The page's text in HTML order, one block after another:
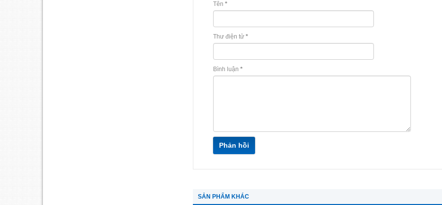
Tên *
Thư điện tử *
Bình luận *
Phản hồi
SẢN PHẨM KHÁC